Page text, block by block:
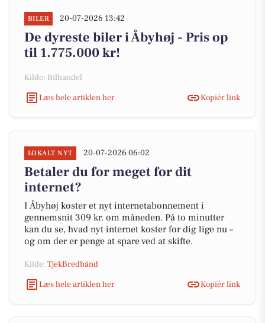
BILER 20-07-2026 13:42
De dyreste biler i Åbyhøj - Pris op
til 1.775.000 kr!
Kilde: Bilhandel
Læs hele artiklen her
Kopiér link
LOKALT NYT 20-07-2026 06:02
Betaler du for meget for dit
internet?
I Åbyhøj koster et nyt internetabonnement i
gennemsnit 309 kr. om måneden. På to minutter
kan du se, hvad nyt internet koster for dig lige nu –
og om der er penge at spare ved at skifte.
Kilde: TjekBredbånd
Læs hele artiklen her
Kopiér link